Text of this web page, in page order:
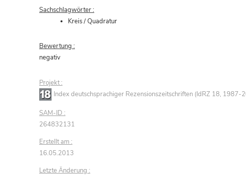
Sachschlagwörter :
Kreis / Quadratur
Bewertung :
negativ
Projekt :
Index deutschsprachiger Rezensionszeitschriften (IdRZ 18, 1987-
SAM-ID :
264832131
Erstellt am :
16.05.2013
Letzte Änderung :